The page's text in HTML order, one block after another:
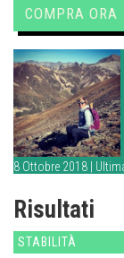
COMPRA ORA
8 Ottobre 2018 |
Risultati
STABILITÀ